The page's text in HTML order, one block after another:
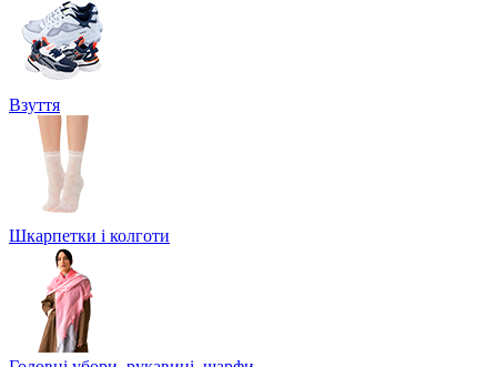
Взуття
Шкарпетки і колготи